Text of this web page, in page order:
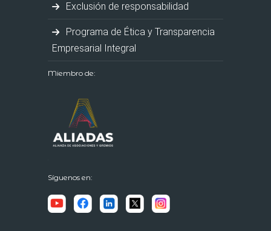
Exclusión de responsabilidad
Programa de Ética y Transparencia
Empresarial Integral
Miembro de:
Síguenos en: